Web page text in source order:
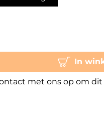
In
met ons op om